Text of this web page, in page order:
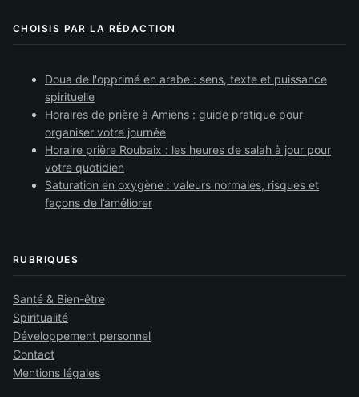
CHOISIS PAR LA RÉDACTION
Doua de l'opprimé en arabe : sens, texte et puissance
spirituelle
Horaires de prière à Amiens : guide pratique pour
organiser votre journée
Horaire prière Roubaix : les heures de salah à jour pour
votre quotidien
Saturation en oxygène : valeurs normales, risques et
façons de l’améliorer
RUBRIQUES
Santé & Bien-être
Spiritualité
Développement personnel
Contact
Mentions légales